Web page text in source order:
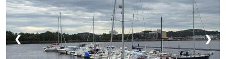
❮ ❯